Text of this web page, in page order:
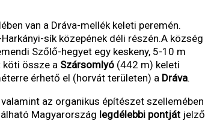
van a Dráva-mellék keleti peremén.
sík közepének déli részén.A község
Szőlő-hegyet egy keskeny, 5-10 m
köti össze a Szársomlyó (442 m) keleti
érhető el (horvát területen) a Dráva.
valamint az organikus építészet szellemében
Magyarország legdélebbi pontját jelző